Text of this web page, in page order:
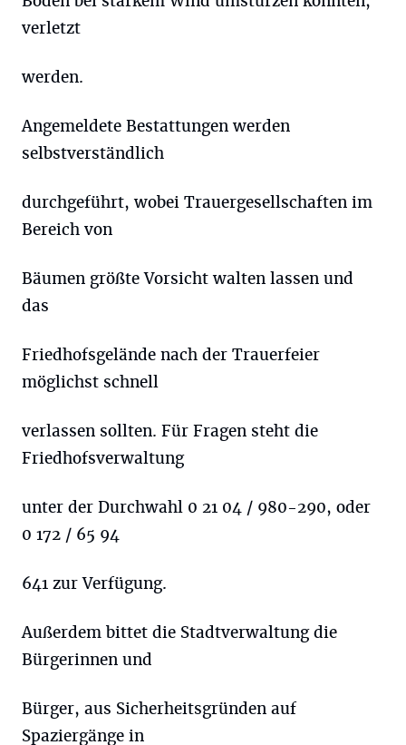
verletzt
werden.
Angemeldete Bestattungen werden
selbstverständlich
durchgeführt, wobei Trauergesellschaften im
Bereich von
Bäumen größte Vorsicht walten lassen und
das
Friedhofsgelände nach der Trauerfeier
möglichst schnell
verlassen sollten. Für Fragen steht die
Friedhofsverwaltung
unter der Durchwahl 0 21 04 / 980-290, oder
0 172 / 65 94
641 zur Verfügung.
Außerdem bittet die Stadtverwaltung die
Bürgerinnen und
Bürger, aus Sicherheitsgründen auf
Spaziergänge in